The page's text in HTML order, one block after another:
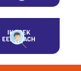
IK ZOEK
EEN COACH